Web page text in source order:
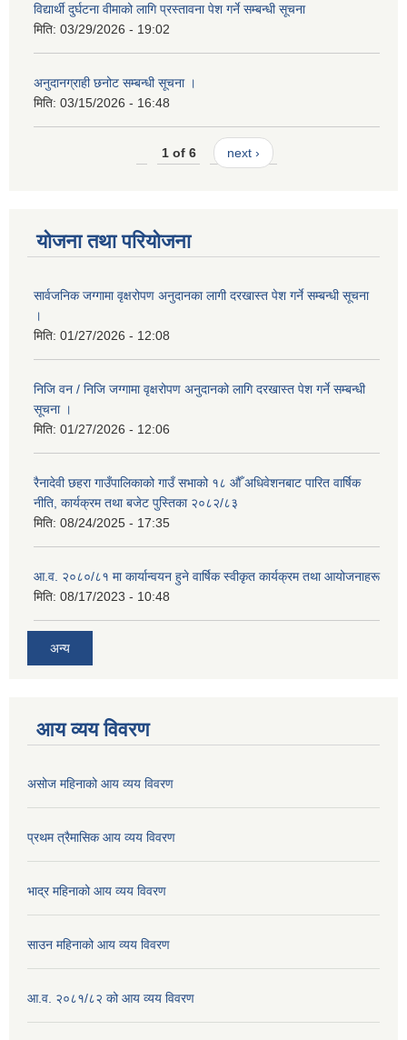
विद्यार्थी दुर्घटना वीमाको लागि प्रस्तावना पेश गर्ने सम्बन्धी सूचना
मिति: 03/29/2026 - 19:02
अनुदानग्राही छनोट सम्बन्धी सूचना ।
मिति: 03/15/2026 - 16:48
1 of 6 next ›
योजना तथा परियोजना
सार्वजनिक जग्गामा वृक्षरोपण अनुदानका लागी दरखास्त पेश गर्ने सम्बन्धी सूचना
।
मिति: 01/27/2026 - 12:08
निजि वन / निजि जग्गामा वृक्षरोपण अनुदानको लागि दरखास्त पेश गर्ने सम्बन्धी
सूचना ।
मिति: 01/27/2026 - 12:06
रैनादेवी छहरा गाउँपालिकाको गाउँ सभाको १८ औँ अधिवेशनबाट पारित वार्षिक
नीति, कार्यक्रम तथा बजेट पुस्तिका २०८२/८३
मिति: 08/24/2025 - 17:35
आ.व. २०८०/८१ मा कार्यान्वयन हुने वार्षिक स्वीकृत कार्यक्रम तथा आयोजनाहरू
मिति: 08/17/2023 - 10:48
अन्य
आय व्यय विवरण
असोज महिनाको आय व्यय विवरण
प्रथम त्रैमासिक आय व्यय विवरण
भाद्र महिनाको आय व्यय विवरण
साउन महिनाको आय व्यय विवरण
आ.व. २०८१/८२ को आय व्यय विवरण